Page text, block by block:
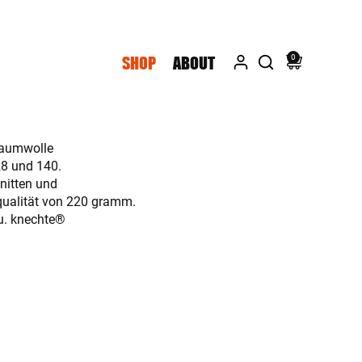
SHOP ABOUT 0
und 140.
und
von 220 gramm.
knechte®